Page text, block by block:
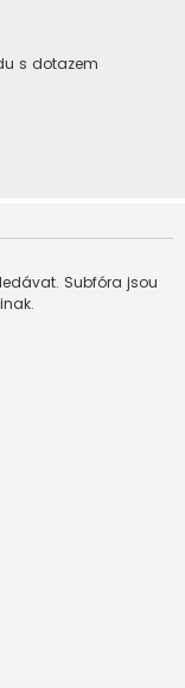
s dotazem
Subfóra jsou